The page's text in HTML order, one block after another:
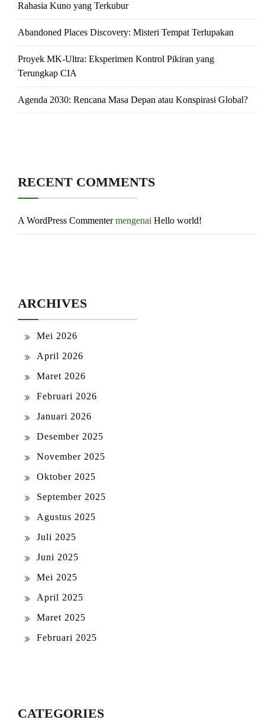
Rahasia Kuno yang Terkubur
Abandoned Places Discovery: Misteri Tempat Terlupakan
Proyek MK-Ultra: Eksperimen Kontrol Pikiran yang
Terungkap CIA
Agenda 2030: Rencana Masa Depan atau Konspirasi Global?
RECENT COMMENTS
A WordPress Commentermengenai Hello world!
ARCHIVES
Mei 2026
April 2026
Maret 2026
Februari 2026
Januari 2026
Desember 2025
November 2025
Oktober 2025
September 2025
Agustus 2025
Juli 2025
Juni 2025
Mei 2025
April 2025
Maret 2025
Februari 2025
CATEGORIES